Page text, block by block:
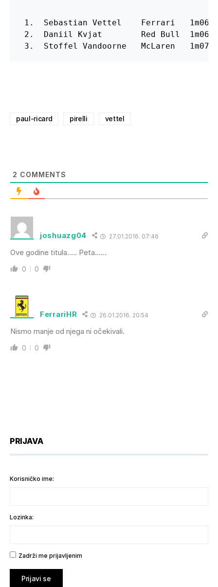
1.  Sebastian Vettel    Ferrari
2.  Daniil Kvjat        Red Bull
3.  Stoffel Vandoorne   McLaren
paul-ricard pirelli vettel
2 COMMENTS
joshuazg04 27.01.2016. 07:46
Ove godine titula….. Peta……
0 0
FerrariHR 26.01.2016. 20:54
Nismo manje od njega ni očekivali.
0 0
PRIJAVA
Korisničko ime:
Lozinka:
Zadrži me prijavljenim
Prijavi se